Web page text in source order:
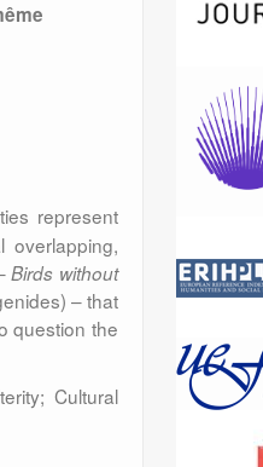
represent
overlapping,
Birds without
– that
question the
Cultural